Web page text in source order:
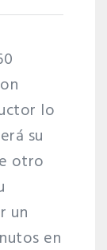
lo
su
otro
un
en